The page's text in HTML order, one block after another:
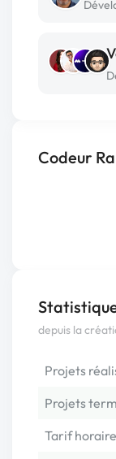
Codeur
depuis la
Projets
Projets
Tarif